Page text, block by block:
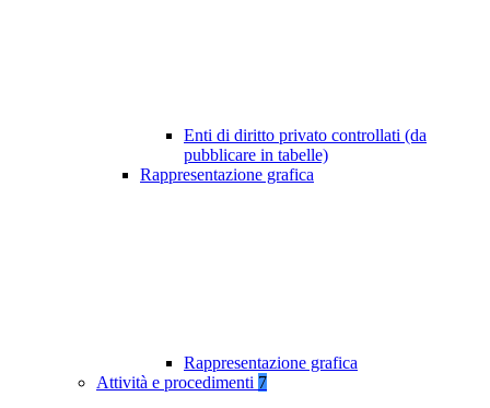
Enti di diritto privato controllati (da
pubblicare in tabelle)
Rappresentazione grafica
Rappresentazione grafica
Attività e procedimenti 7